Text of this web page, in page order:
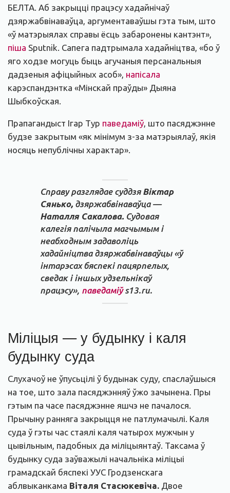
БЕЛТА. Аб закрыцці працэсу хадайнічаў
дзяржабвінаваўца, аргументаваўшы гэта тым, што
«ў матэрыялах справы ёсць забаронены кантэнт»,
піша Sputnik. Сапега падтрымала хадайніцтва, «бо ў
яго ходзе могуць быць агучаныя персанальныя
дадзеныя афіцыйных асоб», напісала
карэспандэнтка «Мінскай праўды» Дыяна
Шыбкоўская.
Прапагандыст Ігар Тур паведаміў, што пасяджэнне
будзе закрытым «як мінімум з-за матэрыялаў, якія
носяць непублічны характар».
Справу разглядае суддзя Віктар
Сянько,дзяржабвінаваўца —
Наталля Сакалова.Судовая
калегія палічыла магчымым і
неабходным задаволіць
хадайніцтва дзяржабвінаваўцы «ў
інтарэсах бяспекі пацярпелых,
сведак і іншых удзельнікаў
працэсу», паведаміўs13.ru.
Міліцыя — у будынку і каля
будынку суда
Слухачоў не ўпусьцілі ў будынак суду, спаслаўшыся
на тое, што зала пасяджэнняў ўжо зачынена. Пры
гэтым па часе пасяджэнне яшчэ не пачалося.
Прычыну ранняга закрыцця не патлумачылі. Каля
суда ў гэты час стаялі каля чатырох мужчын у
цывільным, падобных да міліцыянтаў. Таксама ў
будынку суда заўважылі начальніка міліцыі
грамадскай бяспекі УУС Гродзенскага
аблвыканкама Віталя Стасюкевіча. Двое